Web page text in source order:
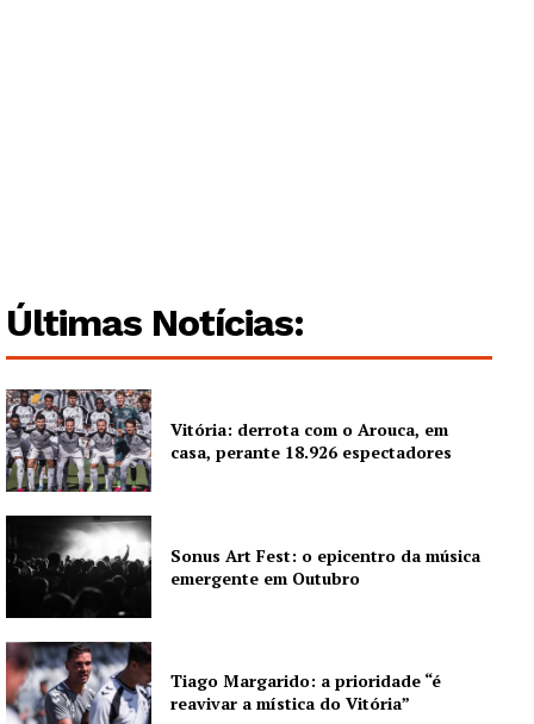
Últimas Notícias:
Vitória: derrota com o Arouca, em
casa, perante 18.926 espectadores
Sonus Art Fest: o epicentro da música
emergente em Outubro
Tiago Margarido: a prioridade “é
reavivar a mística do Vitória”